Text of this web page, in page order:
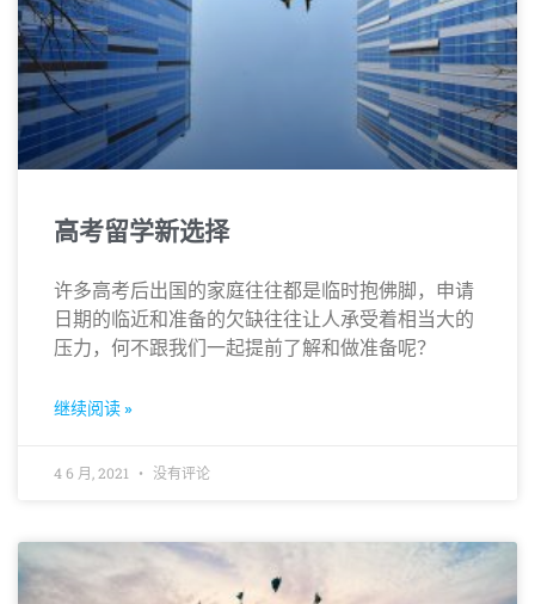
高考留学新选择
许多高考后出国的家庭往往都是临时抱佛脚，申请
日期的临近和准备的欠缺往往让人承受着相当大的
压力，何不跟我们一起提前了解和做准备呢？
继续阅读 »
4 6 月, 2021 没有评论